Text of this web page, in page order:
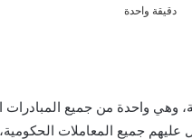
دقيقة واحدة
لجميع الخدمات الالكترونية، وهي